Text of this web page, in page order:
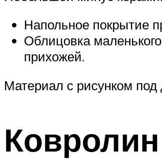
Напольное покрытие
Облицовка
прихожей.
Материал с рисунком
Ковролин